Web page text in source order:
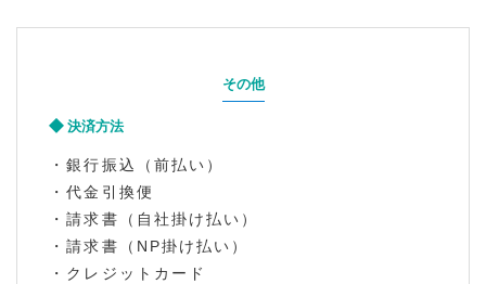
その他
決済方法
・銀行振込（前払い）
・代金引換便
・請求書（自社掛け払い）
・請求書（NP掛け払い）
・クレジットカード